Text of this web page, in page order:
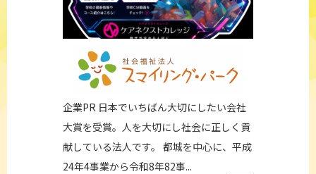
企業PR 日本でいちばん大切にしたい会社
大賞を受賞。人を大切にし社会に正しく貢
献している法人です。 都城を中心に、平成
24年4事業から令和8年82事...